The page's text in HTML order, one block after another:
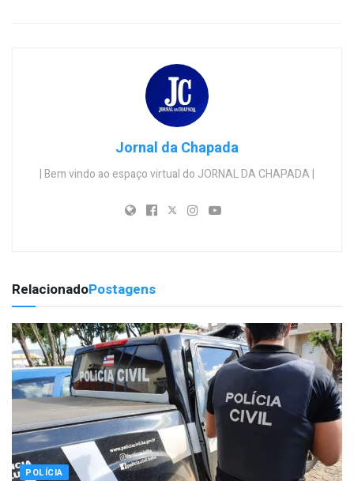
Jornal da Chapada
| Bem vindo ao espaço virtual do JORNAL DA CHAPADA |
RelacionadoPostagens
POLÍCIA